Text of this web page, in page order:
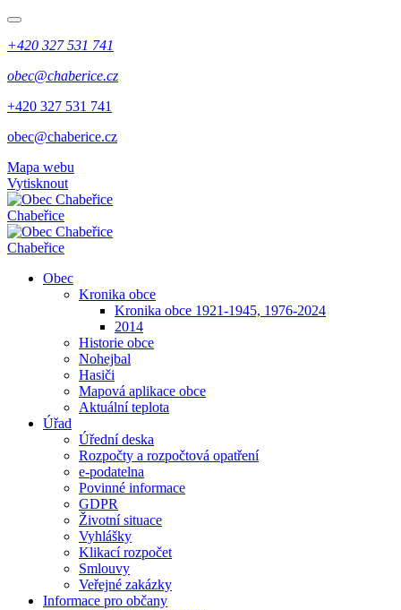
+420 327 531 741
obec@chaberice.cz
+420 327 531 741
obec@chaberice.cz
Mapa webu
Vytisknout
Chabeřice
Chabeřice
Obec
Kronika obce
Kronika obce 1921-1945, 1976-2024
2014
Historie obce
Nohejbal
Hasiči
Mapová aplikace obce
Aktuální teplota
Úřad
Úřední deska
Rozpočty a rozpočtová opatření
e-podatelna
Povinné informace
GDPR
Životní situace
Vyhlášky
Klikací rozpočet
Smlouvy
Veřejné zakázky
Informace pro občany